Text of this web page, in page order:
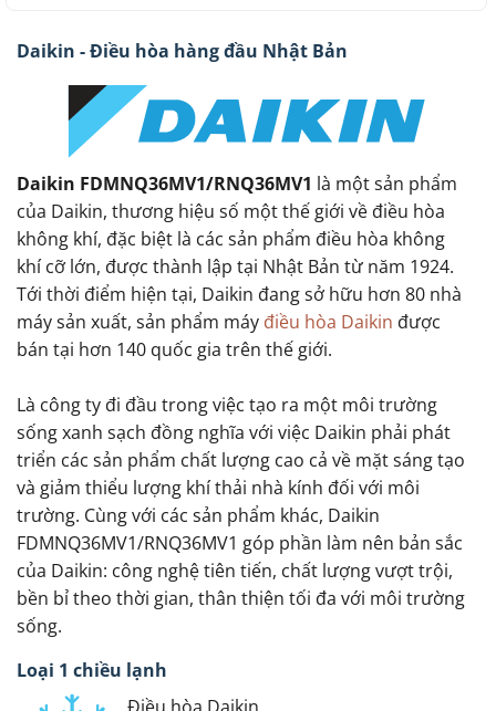
Daikin - Điều hòa hàng đầu Nhật Bản
Daikin FDMNQ36MV1/RNQ36MV1 là một sản phẩm
của Daikin, thương hiệu số một thế giới về điều hòa
không khí, đặc biệt là các sản phẩm điều hòa không
khí cỡ lớn, được thành lập tại Nhật Bản từ năm 1924.
Tới thời điểm hiện tại, Daikin đang sở hữu hơn 80 nhà
máy sản xuất, sản phẩm máy điều hòa Daikin được
bán tại hơn 140 quốc gia trên thế giới.
Là công ty đi đầu trong việc tạo ra một môi trường
sống xanh sạch đồng nghĩa với việc Daikin phải phát
triển các sản phẩm chất lượng cao cả về mặt sáng tạo
và giảm thiểu lượng khí thải nhà kính đối với môi
trường. Cùng với các sản phẩm khác, Daikin
FDMNQ36MV1/RNQ36MV1 góp phần làm nên bản sắc
của Daikin: công nghệ tiên tiến, chất lượng vượt trội,
bền bỉ theo thời gian, thân thiện tối đa với môi trường
sống.
Loại 1 chiều lạnh